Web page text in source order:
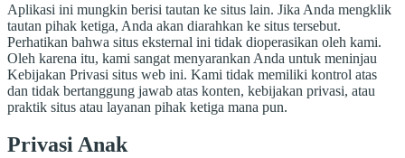
Aplikasi ini mungkin berisi tautan ke situs lain. Jika Anda mengklik
tautan pihak ketiga, Anda akan diarahkan ke situs tersebut.
Perhatikan bahwa situs eksternal ini tidak dioperasikan oleh kami.
Oleh karena itu, kami sangat menyarankan Anda untuk meninjau
Kebijakan Privasi situs web ini. Kami tidak memiliki kontrol atas
dan tidak bertanggung jawab atas konten, kebijakan privasi, atau
praktik situs atau layanan pihak ketiga mana pun.
Privasi Anak